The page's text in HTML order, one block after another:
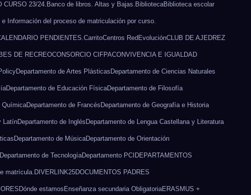
CURSO 23/24.Banco de libros. Altas y Bajas. BibliotecaBiblioteca escolar
e Información del proceso de matriculación por curso.
PENDIENTES.CarritoCentros RedEvoluciónCLUB DE AJEDREZ
DE RECREOCONSORCIO CIFPACONVIVENCIA E IGUALDAD
Departamento de Artes Plásticas Departamento de Ciencias Naturales
Departamento de Educación FísicaDepartamento de Filosofía
QuímicaDepartamento de Francés Departamento de Geografía e Historia
LatínDepartamento de Inglés Departamento de Lengua Castellana y Literatura
Departamento de MúsicaDepartamento de Orientación
Departamento de TecnologíaDepartamento PCI DEPARTAMENTOS
matrícula.DIVERLINK25DOCUMENTOS PADRES
Dónde estamos Enseñanza secundaria ObligatoriaERASMUS +